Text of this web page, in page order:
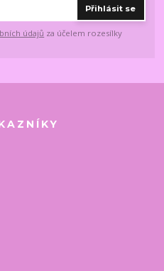
Přihlásit se
údajů za účelem rozesílky